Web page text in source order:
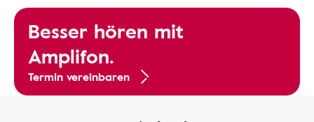
Besser hören mit
Amplifon.
Termin vereinbaren